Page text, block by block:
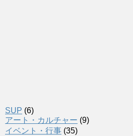
SUP (6)
アート・カルチャー (9)
イベント・行事 (35)